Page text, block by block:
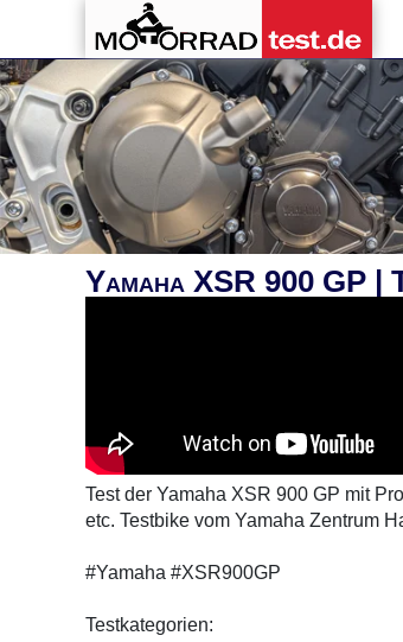
Yamaha XSR 900 GP |
Test der Yamaha XSR 900 GP mit
etc. Testbike vom Yamaha Zentrum
#Yamaha #XSR900GP
Testkategorien: